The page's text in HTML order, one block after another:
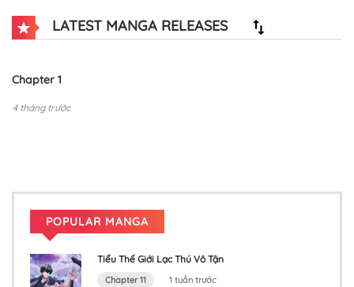
LATEST MANGA RELEASES
Chapter 1
4 tháng trước
POPULAR MANGA
Tiểu Thế Giới Lạc Thú Vô Tận
Chapter 11 1 tuần trước